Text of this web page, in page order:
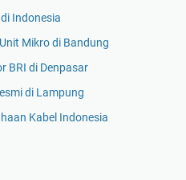
Indonesia
Mikro di Bandung
BRI di Denpasar
di Lampung
Kabel Indonesia